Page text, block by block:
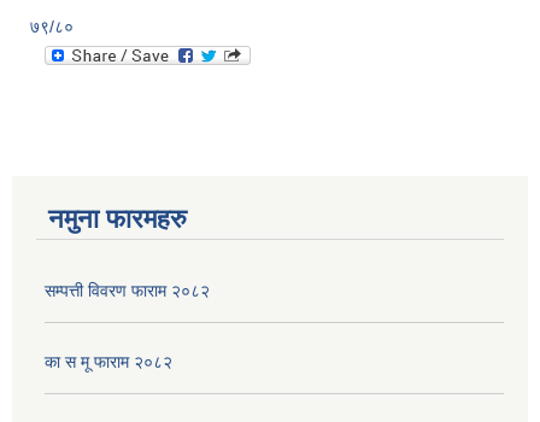
७९/८०
नमुना फारमहरु
सम्पत्ती विवरण फाराम २०८२
का स मू फाराम २०८२